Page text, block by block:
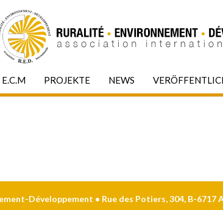
E.C.M PROJEKTE NEWS
Développement • Rue des Potiers, 304, B-6717